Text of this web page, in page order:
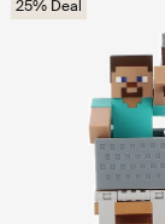
25% Deal